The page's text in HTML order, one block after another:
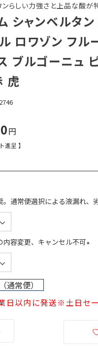
ンらしい力強さと上品な酸が
シャンベルタ
ロワゾン フ
ブルゴーニュ
虎
進呈 】
。通常便選択による液漏れ、
容変更、キャンセル不可
通常便）
日以内に発送※土日セ